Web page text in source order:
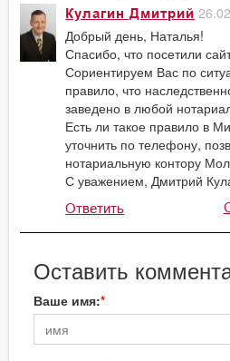
Кулагин Дмитрий
Добрый день, Наталья!
Спасибо, что посетили
Сориентируем Вас по
правило, что
заведено в любой
Есть ли такое правило в
уточнить по телефону,
нотариальную контору
С уважением, Дмитрий
Ответить
Оставить
Ваше имя: